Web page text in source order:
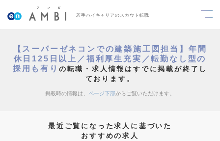
若手ハイキャリアのスカウト転職
【スーパーゼネコンでの建築施工図担当】年間
休日125日以上／福利厚生充実／転勤なし型の
採用も有り の転職・求人情報はすでに掲載が終了し
ております。
掲載時の情報は、 ページ下部からご覧いただけます。
最近ご覧になった求人に基づいた
おすすめの求人